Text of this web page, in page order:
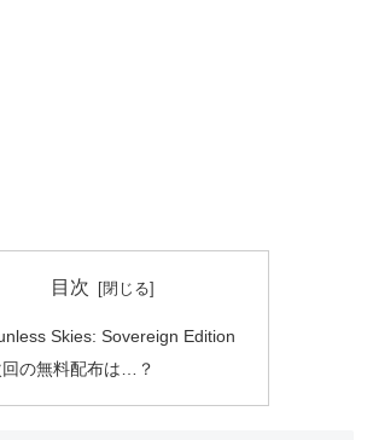
目次
Skies: Sovereign Edition
回の無料配布は…？